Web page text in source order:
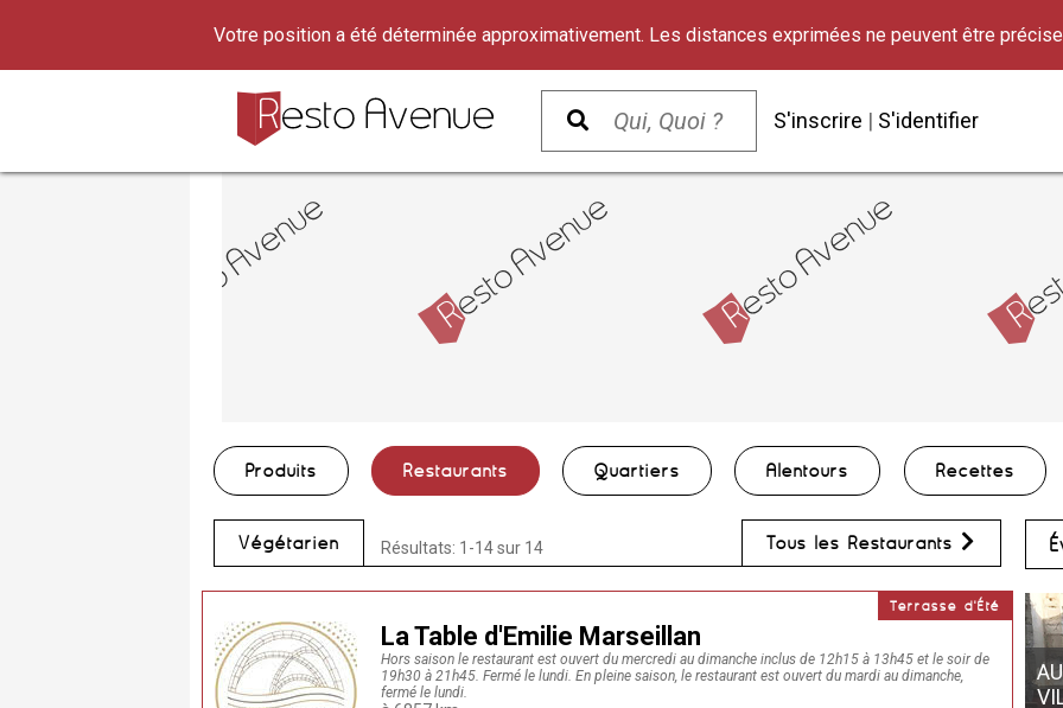
Votre position a été déterminée approximativement. Les distances exprimées ne peuvent être
S'inscrire | S'identifier
Produits Restaurants Quartiers Alentours Recettes
Végétarien Résultats: 1-14 sur 14 Tous les Restaurants
Terrasse d'Été
La Table d'Emilie Marseillan
Hors saison le restaurant est ouvert du mercredi au dimanche inclus de 12h15 à 13h45 et le soir de
19h30 à 21h45. Fermé le lundi. En pleine saison, le restaurant est ouvert du mardi au dimanche,
fermé le lundi.
AUBERGE DE L'ABBAYE